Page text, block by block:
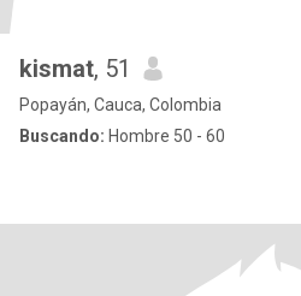
kismat, 51
Popayán, Cauca, Colombia
Buscando: Hombre 50 - 60